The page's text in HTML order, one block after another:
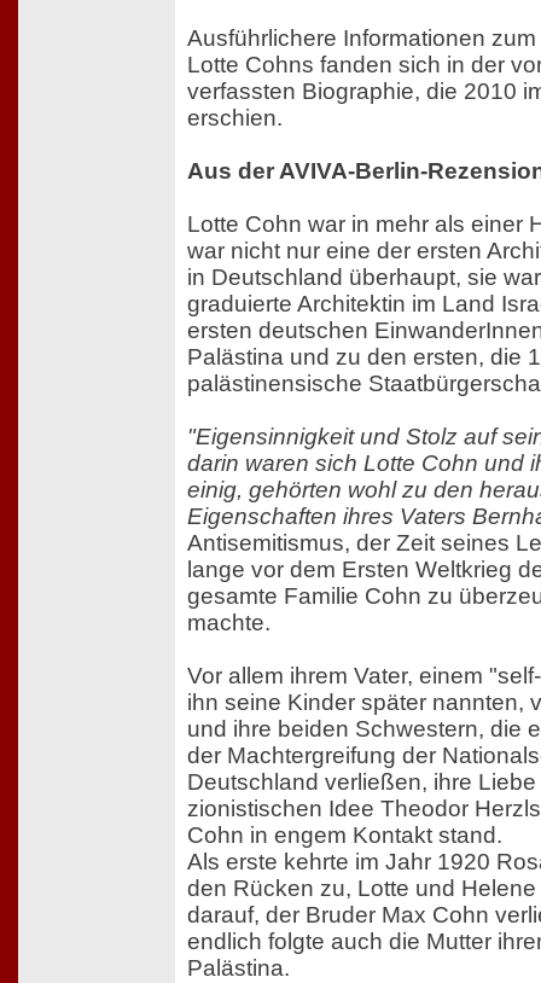
Ausführlichere Informationen
Lotte Cohns fanden sich in der
verfassten Biographie, die 2010
erschien.
Aus der AVIVA-Berlin-
Lotte Cohn war in mehr als einer
war nicht nur eine der ersten
in Deutschland überhaupt, sie
graduierte Architektin im Land
ersten deutschen
Palästina und zu den ersten, die
palästinensische
"Eigensinnigkeit und Stolz auf
darin waren sich Lotte Cohn und
einig, gehörten wohl zu den
Eigenschaften ihres Vaters
Antisemitismus, der Zeit seines
lange vor dem Ersten Weltkrieg
gesamte Familie Cohn zu
machte.
Vor allem ihrem Vater, einem
ihn seine Kinder später nannten,
und ihre beiden Schwestern, die
der Machtergreifung der
Deutschland verließen, ihre
zionistischen Idee Theodor
Cohn in engem Kontakt stand.
Als erste kehrte im Jahr 1920
den Rücken zu, Lotte und
darauf, der Bruder Max Cohn
endlich folgte auch die Mutter
Palästina.